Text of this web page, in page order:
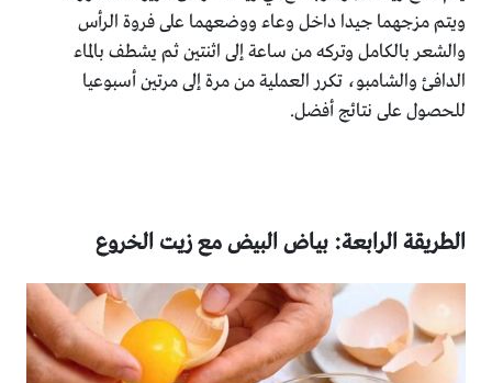
ويتم مزجهما جيدا داخل وعاء ووضعهما على فروة الرأس
والشعر بالكامل وتركه من ساعة إلى اثنتين ثم يشطف بالماء
الدافئ والشامبو، تكرر العملية من مرة إلى مرتين أسبوعيا
للحصول على نتائج أفضل.
الطريقة الرابعة: بياض البيض مع زيت الخروع